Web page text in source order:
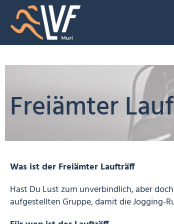
Freiämter
Was ist der Freiämter Laufträff
Hast Du Lust zum unverbindlich, aber
aufgestellten Gruppe, damit die Jogging-